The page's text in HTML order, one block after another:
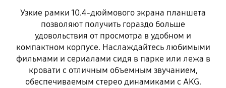
Узкие рамки 10.4-дюймового экрана планшета
позволяют получить гораздо больше
удовольствия от просмотра в удобном и
компактном корпусе. Наслаждайтесь любимыми
фильмами и сериалами сидя в парке или лежа в
кровати с отличным объемным звучанием,
обеспечиваемым стерео динамиками с AKG.